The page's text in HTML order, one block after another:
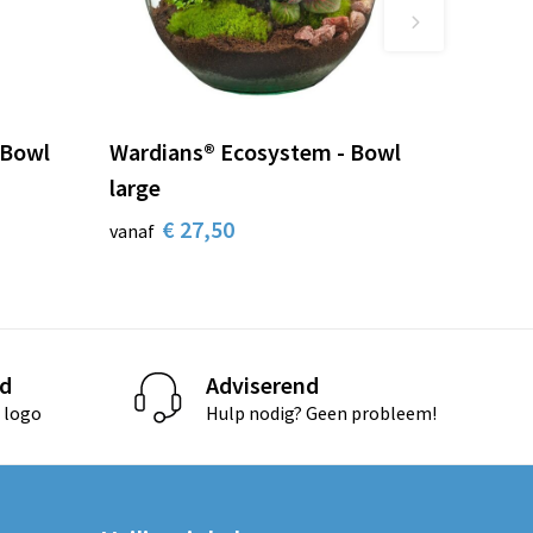
Wardians® Ecosystem - Bowl
large
vanaf € 27,50
logo
Adviserend
Hulp nodig? Geen probleem!